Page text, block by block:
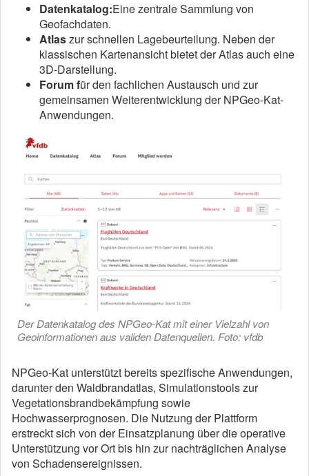
Datenkatalog:Eine zentrale Sammlung von
Geofachdaten.
Atlaszur schnellen Lagebeurteilung. Neben der
klassischen Kartenansicht bietet der Atlas auch eine
3D-Darstellung.
Forum für den fachlichen Austausch und zur
gemeinsamen Weiterentwicklung der NPGeo-Kat-
Anwendungen.
Der Datenkatalog des NPGeo-Kat mit einer Vielzahl von
Geoinformationen aus validen Datenquellen. Foto: vfdb
NPGeo-Kat unterstützt bereits spezifische Anwendungen,
darunter den Waldbrandatlas, Simulationstools zur
Vegetationsbrandbekämpfung sowie
Hochwasserprognosen. Die Nutzung der Plattform
erstreckt sich von der Einsatzplanung über die operative
Unterstützung vor Ort bis hin zur nachträglichen Analyse
von Schadensereignissen.